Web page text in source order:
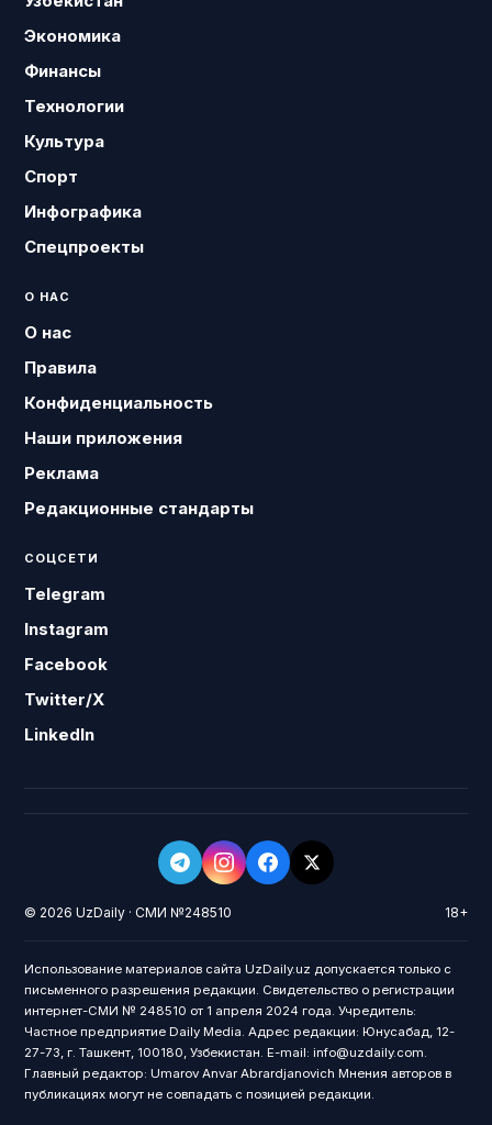
Экономика
Финансы
Технологии
Культура
Спорт
Инфографика
Спецпроекты
О НАС
О нас
Правила
Конфиденциальность
Наши приложения
Реклама
Редакционные стандарты
СОЦСЕТИ
Telegram
Instagram
Facebook
Twitter/X
LinkedIn
© 2026 UzDaily · СМИ №248510 18+
Использование материалов сайта UzDaily.uz допускается только с
письменного разрешения редакции. Свидетельство о регистрации
интернет-СМИ № 248510 от 1 апреля 2024 года. Учредитель:
Частное предприятие Daily Media. Адрес редакции: Юнусабад, 12-
27-73, г. Ташкент, 100180, Узбекистан. E-mail: info@uzdaily.com.
Главный редактор: Umarov Anvar Abrardjanovich Мнения авторов в
публикациях могут не совпадать с позицией редакции.